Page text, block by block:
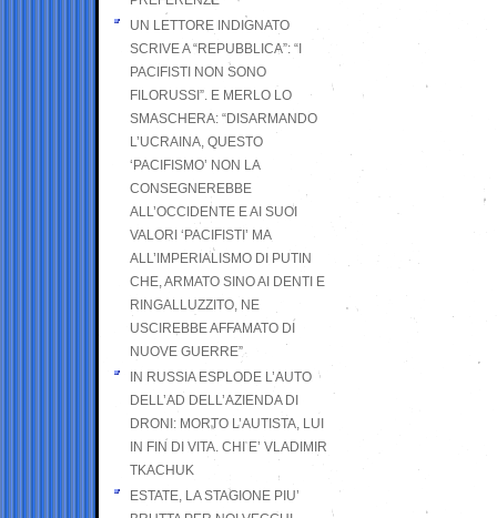
UN LETTORE INDIGNATO
SCRIVE A “REPUBBLICA”: “I
PACIFISTI NON SONO
FILORUSSI”. E MERLO LO
SMASCHERA: “DISARMANDO
L’UCRAINA, QUESTO
‘PACIFISMO’ NON LA
CONSEGNEREBBE
ALL’OCCIDENTE E AI SUOI
VALORI ‘PACIFISTI’ MA
ALL’IMPERIALISMO DI PUTIN
CHE, ARMATO SINO AI DENTI E
RINGALLUZZITO, NE
USCIREBBE AFFAMATO DI
NUOVE GUERRE”
IN RUSSIA ESPLODE L’AUTO
DELL’AD DELL’AZIENDA DI
DRONI: MORTO L’AUTISTA, LUI
IN FIN DI VITA. CHI E’ VLADIMIR
TKACHUK
ESTATE, LA STAGIONE PIU’